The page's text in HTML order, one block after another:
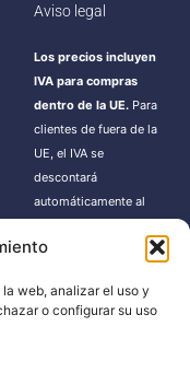
web, analizar el uso y
o configurar su uso
Aviso legal
Los precios incluyen
IVA para compras
dentro de la UE. Para
clientes de fuera de la
UE, el IVA se
descontará
automáticamente al
Estos pedidos pueden
de importación según
la normativa de cada